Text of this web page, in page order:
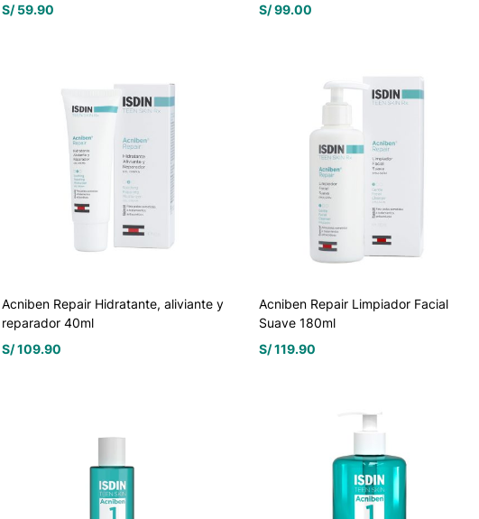
S/59.90
S/99.00
Acniben Repair Hidratante, aliviante y
reparador 40ml
S/109.90
Acniben Repair Limpiador Facial
Suave 180ml
S/119.90